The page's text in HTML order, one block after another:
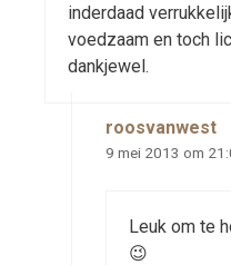
inderdaad
voedzaam en toch
dankjewel.
roosvanwest
9 mei 2013 om
Leuk om te
😉